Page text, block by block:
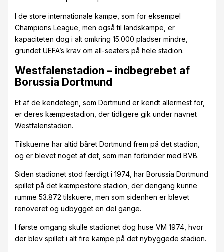
I de store internationale kampe, som for eksempel
Champions League, men også til landskampe, er
kapaciteten dog i alt omkring 15.000 pladser mindre,
grundet UEFA’s krav om all-seaters på hele stadion.
Westfalenstadion – indbegrebet af
Borussia Dortmund
Et af de kendetegn, som Dortmund er kendt allermest for,
er deres kæmpestadion, der tidligere gik under navnet
Westfalenstadion.
Tilskuerne har altid båret Dortmund frem på det stadion,
og er blevet noget af det, som man forbinder med BVB.
Siden stadionet stod færdigt i 1974, har Borussia Dortmund
spillet på det kæmpestore stadion, der dengang kunne
rumme 53.872 tilskuere, men som sidenhen er blevet
renoveret og udbygget en del gange.
I første omgang skulle stadionet dog huse VM 1974, hvor
der blev spillet i alt fire kampe på det nybyggede stadion.